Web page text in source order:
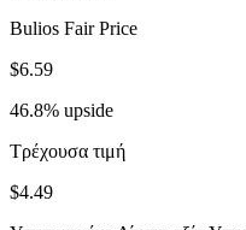
Bulios Fair Price
$6.59
46.8% upside
Τρέχουσα τιμή
$4.49